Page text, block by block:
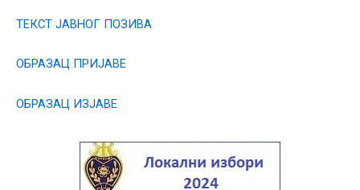
ТЕКСТ ЈАВНОГ ПОЗИВА
ОБРАЗАЦ ПРИЈАВЕ
ОБРАЗАЦ ИЗЈАВЕ